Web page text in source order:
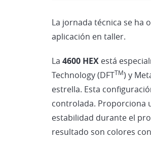
La jornada técnica se ha
aplicación en taller.
La 4600 HEX está
Technology (DFTTM) y
estrella. Esta
controlada. Proporciona
estabilidad durante el
resultado son colores